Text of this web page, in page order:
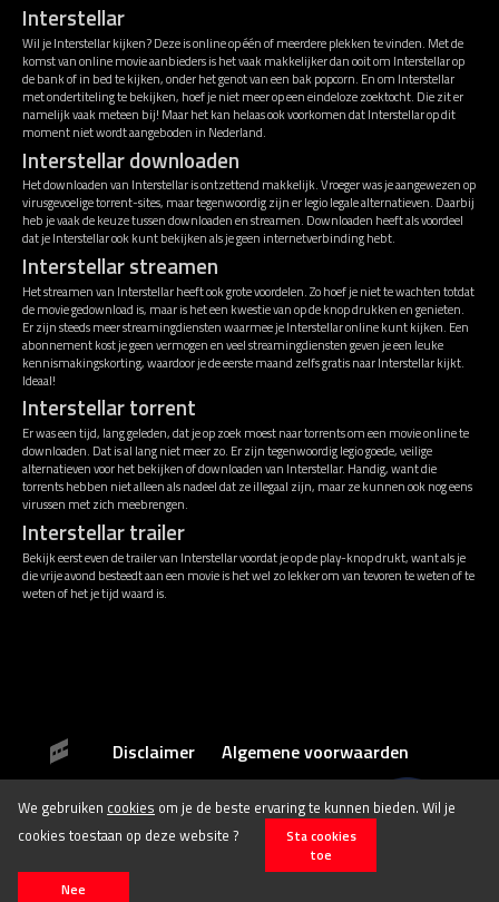
Interstellar
Wil je Interstellar kijken? Deze is online op één of meerdere plekken te vinden. Met de
komst van online movie aanbieders is het vaak makkelijker dan ooit om Interstellar op
de bank of in bed te kijken, onder het genot van een bak popcorn. En om Interstellar
met ondertiteling te bekijken, hoef je niet meer op een eindeloze zoektocht. Die zit er
namelijk vaak meteen bij! Maar het kan helaas ook voorkomen dat Interstellar op dit
moment niet wordt aangeboden in Nederland.
Interstellar downloaden
Het downloaden van Interstellar is ontzettend makkelijk. Vroeger was je aangewezen op
virusgevoelige torrent-sites, maar tegenwoordig zijn er legio legale alternatieven. Daarbij
heb je vaak de keuze tussen downloaden en streamen. Downloaden heeft als voordeel
dat je Interstellar ook kunt bekijken als je geen internetverbinding hebt.
Interstellar streamen
Het streamen van Interstellar heeft ook grote voordelen. Zo hoef je niet te wachten totdat
de movie gedownload is, maar is het een kwestie van op de knop drukken en genieten.
Er zijn steeds meer streamingdiensten waarmee je Interstellar online kunt kijken. Een
abonnement kost je geen vermogen en veel streamingdiensten geven je een leuke
kennismakingskorting, waardoor je de eerste maand zelfs gratis naar Interstellar kijkt.
Ideaal!
Interstellar torrent
Er was een tijd, lang geleden, dat je op zoek moest naar torrents om een movie online te
downloaden. Dat is al lang niet meer zo. Er zijn tegenwoordig legio goede, veilige
alternatieven voor het bekijken of downloaden van Interstellar. Handig, want die
torrents hebben niet alleen als nadeel dat ze illegaal zijn, maar ze kunnen ook nog eens
virussen met zich meebrengen.
Interstellar trailer
Bekijk eerst even de trailer van Interstellar voordat je op de play-knop drukt, want als je
die vrije avond besteedt aan een movie is het wel zo lekker om van tevoren te weten of te
weten of het je tijd waard is.
We gebruiken cookies om je de beste ervaring te kunnen bieden. Wil je
cookies toestaan op deze website ?
Sta cookies
toe
Nee
Disclaimer Algemene voorwaarden
© 2026 Stichting Film.nl All rights reserved.